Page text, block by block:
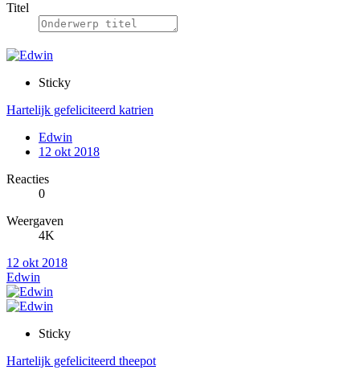
Titel
Sticky
Hartelijk gefeliciteerd katrien
Edwin
12 okt 2018
Reacties
0
Weergaven
4K
12 okt 2018
Edwin
Sticky
Hartelijk gefeliciteerd theepot